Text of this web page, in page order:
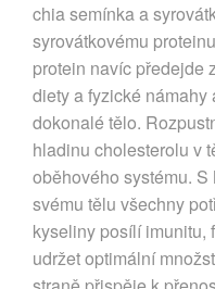
chia semínka a
syrovátkovému
protein navíc předejde
diety a fyzické
dokonalé tělo.
hladinu cholesterolu v
oběhového systému.
svému tělu všechny
kyseliny posílí imunitu,
udržet optimální